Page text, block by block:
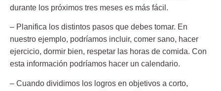
durante los próximos tres meses es más fácil.
– Planifica los distintos pasos que debes tomar. En
nuestro ejemplo, podríamos incluir, comer sano, hacer
ejercicio, dormir bien, respetar las horas de comida. Con
esta información podríamos hacer un calendario.
– Cuando dividimos los logros en objetivos a corto,